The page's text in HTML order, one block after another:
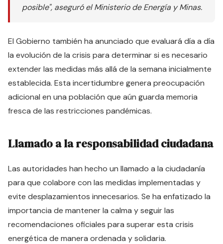
posible", aseguró el Ministerio de Energía y Minas.
El Gobierno también ha anunciado que evaluará día a día
la evolución de la crisis para determinar si es necesario
extender las medidas más allá de la semana inicialmente
establecida. Esta incertidumbre genera preocupación
adicional en una población que aún guarda memoria
fresca de las restricciones pandémicas.
Llamado a la responsabilidad ciudadana
Las autoridades han hecho un llamado a la ciudadanía
para que colabore con las medidas implementadas y
evite desplazamientos innecesarios. Se ha enfatizado la
importancia de mantener la calma y seguir las
recomendaciones oficiales para superar esta crisis
energética de manera ordenada y solidaria.